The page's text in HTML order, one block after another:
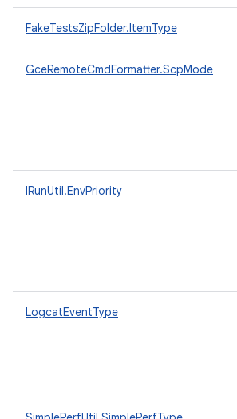
FakeTestsZipFolder.ItemType
GceRemoteCmdFormatter.ScpMode
IRunUtil.EnvPriority
LogcatEventType